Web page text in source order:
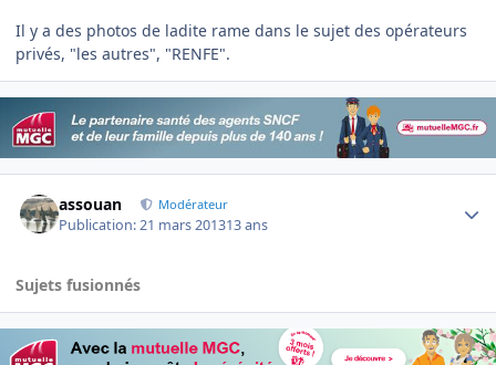
Il y a des photos de ladite rame dans le sujet des opérateurs
privés, "les autres", "RENFE".
assouan Modérateur
Publication:21 mars 201313 ans
Sujets fusionnés